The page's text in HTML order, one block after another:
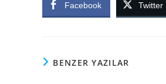
Facebook Twitter
BENZER YAZILAR